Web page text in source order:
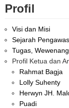
Profil
Visi dan Misi
Sejarah
Tugas,
Profil Ketua dan
Rahmat Bagja
Lolly Suhenty
Herwyn JH.
Puadi